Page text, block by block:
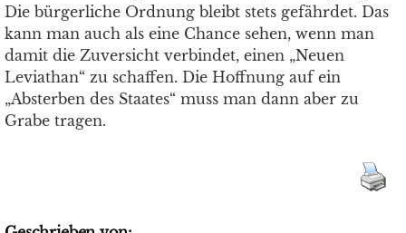
Die bürgerliche Ordnung bleibt stets gefährdet. Das
kann man auch als eine Chance sehen, wenn man
damit die Zuversicht verbindet, einen „Neuen
Leviathan“ zu schaffen. Die Hoffnung auf ein
„Absterben des Staates“ muss man dann aber zu
Grabe tragen.